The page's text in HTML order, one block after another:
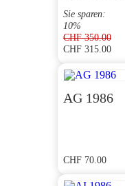
CHF350.00
Preis
war:
CHF 350.00
CHF 315.00
Preis
ist:
CHF 315.00.
Sie sparen:
10%
AG 1986
CHF 70.00